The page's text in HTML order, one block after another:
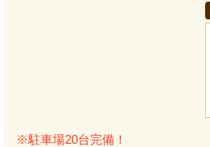
※駐車場20台完備！